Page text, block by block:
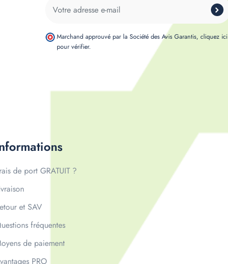
de port GRATUIT ?
et SAV
fréquentes
de paiement
PRO
Marchand approuvé par la Société des Avis Garantis,cliquez ici
pour vérifier.